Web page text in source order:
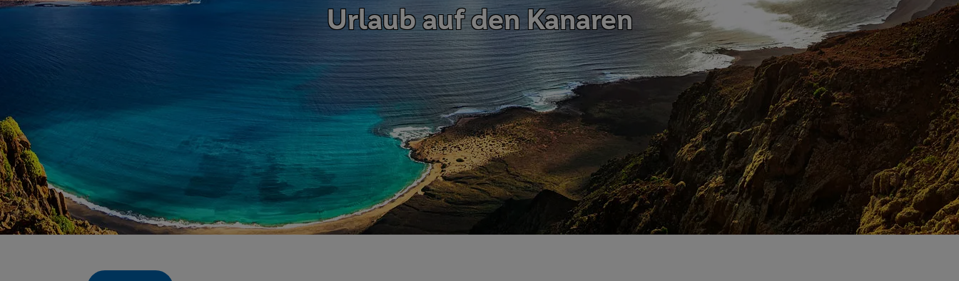
Urlaub auf den Kanaren